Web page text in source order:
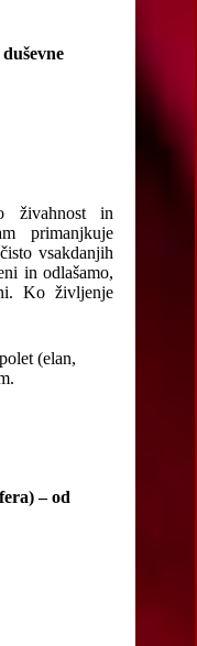
živahnost in
primanjkuje
vsakdanjih
in odlašamo,
Ko življenje
(elan,
– od